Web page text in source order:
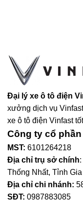
Đại lý xe ô tô điện
xưởng dịch vụ
xe ô tô điện Vinfast
Công ty cổ
MST: 6101264218
Địa chỉ trụ sở chính
Thống Nhất, Tỉnh
Địa chỉ chi nhánh:
SĐT: 0987883085